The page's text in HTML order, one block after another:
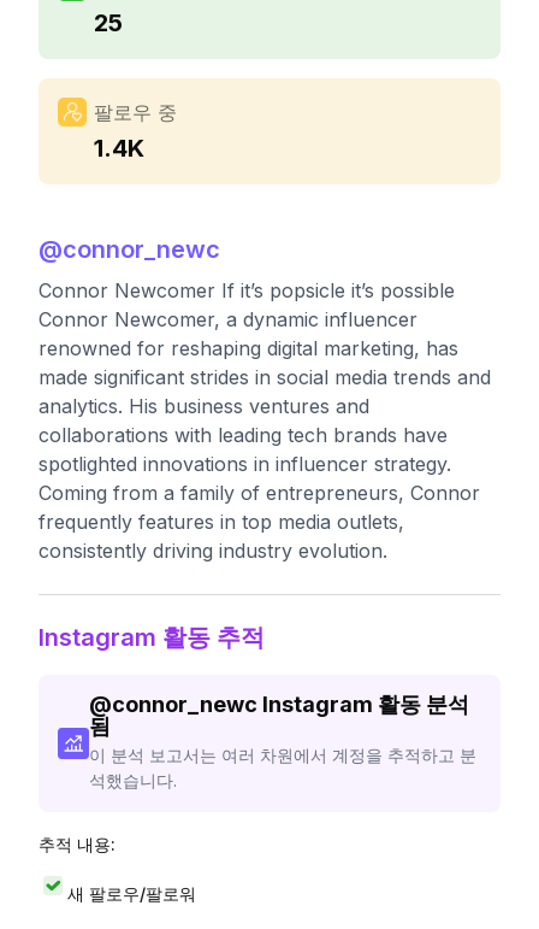
25
팔로우 중
1.4K
@connor_newc
Connor Newcomer If it’s popsicle it’s possible
Connor Newcomer, a dynamic influencer
renowned for reshaping digital marketing, has
made significant strides in social media trends and
analytics. His business ventures and
collaborations with leading tech brands have
spotlighted innovations in influencer strategy.
Coming from a family of entrepreneurs, Connor
frequently features in top media outlets,
consistently driving industry evolution.
Instagram 활동 추적
@connor_newc Instagram 활동 분석
됨
이 분석 보고서는 여러 차원에서 계정을 추적하고 분
석했습니다.
추적 내용:
새 팔로우/팔로워